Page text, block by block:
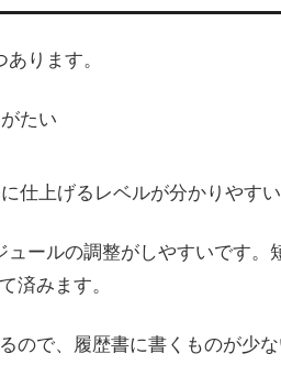
ります。
たい
仕上げるレベルが分かりやすい
ールの調整がしやすいです。
済みます。
ので、履歴書に書くものが少